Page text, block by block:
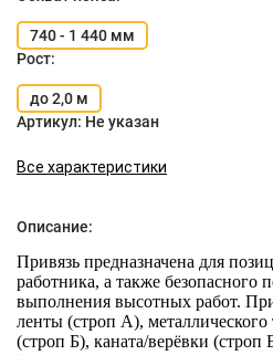
740 - 1 440 мм
Рост:
до 2,0 м
Артикул: Не указан
Все характеристики
Описание:
Привязь предназначена для
работника, а также безопасного
выполнения высотных работ.
ленты (строп А),
(строп Б), каната/верёвки (строп